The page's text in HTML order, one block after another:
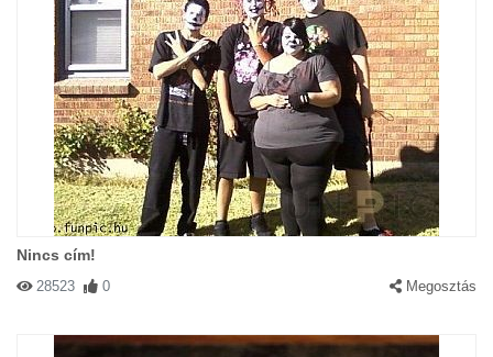
Nincs cím!
28523 0 Megosztás